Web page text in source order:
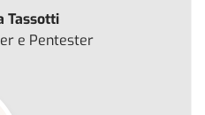
Tassotti
e Pentester